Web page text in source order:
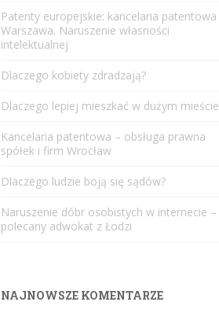
Patenty europejskie: kancelaria patentowa
Warszawa. Naruszenie własności
intelektualnej
Dlaczego kobiety zdradzają?
Dlaczego lepiej mieszkać w dużym
Kancelaria patentowa – obsługa prawna
spółek i firm Wrocław
Dlaczego ludzie boją się sądów?
Naruszenie dóbr osobistych w internecie –
polecany adwokat z Łodzi
NAJNOWSZE KOMENTARZE